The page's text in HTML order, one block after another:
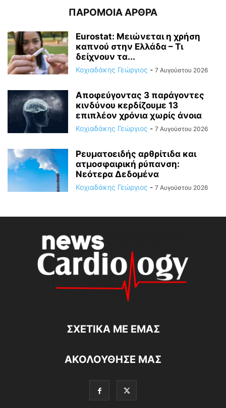
ΠΑΡΟΜΟΙΑ ΑΡΘΡΑ
Eurostat: Μειώνεται η χρήση
καπνού στην Ελλάδα – Τι
δείχνουν τα...
Κοχιαδάκης Γεώργιος - 7 Αυγούστου 2026
Αποφεύγοντας 3 παράγοντες
κινδύνου κερδίζουμε 13
επιπλέον χρόνια χωρίς άνοια
Κοχιαδάκης Γεώργιος - 7 Αυγούστου 2026
Ρευματοειδής αρθρίτιδα και
ατμοσφαιρική ρύπανση:
Νεότερα Δεδομένα
Κοχιαδάκης Γεώργιος - 7 Αυγούστου 2026
ΣΧΕΤΙΚΆ ΜΕ ΕΜΆΣ
ΑΚΟΛΟΥΘΗΣΕ ΜΑΣ